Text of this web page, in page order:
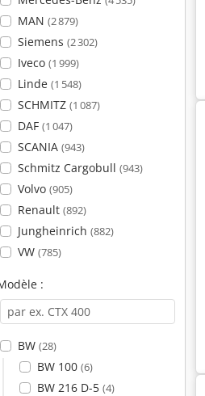
MAN (2 879)
Siemens (2 302)
Iveco (1 999)
Linde (1 548)
SCHMITZ (1 087)
DAF (1 047)
SCANIA (943)
Schmitz Cargobull (943)
Volvo (905)
Renault (892)
Jungheinrich (882)
VW (785)
:
BW (28)
BW 100 (6)
BW 216 D-5 (4)